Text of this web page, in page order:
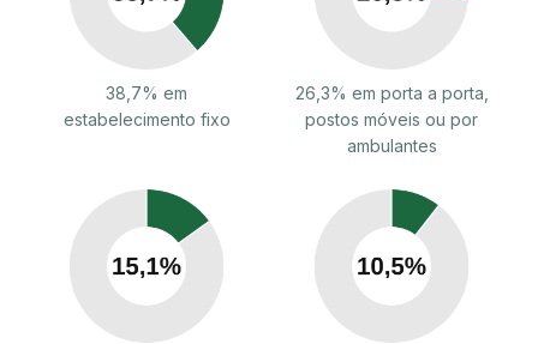
38,7% em
estabelecimento fixo
26,3% em porta a porta,
postos móveis ou por
ambulantes